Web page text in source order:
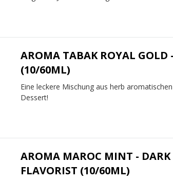
AROMA TABAK ROYAL GOLD
(10/60ML)
Eine leckere Mischung aus herb
Dessert!
AROMA MAROC MINT - DARK
FLAVORIST (10/60ML)